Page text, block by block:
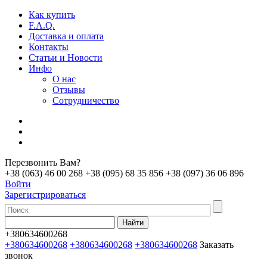
Как купить
F.A.Q.
Доставка и оплата
Контакты
Статьи и Новости
Инфо
О нас
Отзывы
Сотрудничество
Перезвонить Вам?
+38 (063) 46 00 268 +38 (095) 68 35 856 +38 (097) 36 06 896
Войти
Зарегистрироваться
+380634600268
+380634600268 +380634600268 +380634600268 Заказать
звонок